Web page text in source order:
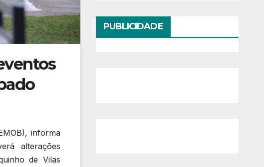
informa
alterações
de Vilas
PUBLICIDADE